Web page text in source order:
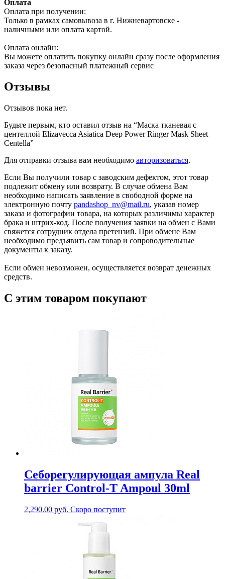
Оплата
Оплата при получении:
Только в рамках самовывоза в г. Нижневартовске -
наличными или оплата картой.
Оплата онлайн:
Вы можете оплатить покупку онлайн сразу после оформления
заказа через безопасный платежный сервис
Отзывы
Отзывов пока нет.
Будьте первым, кто оставил отзыв на “Маска тканевая с
центеллой Elizavecca Asiatica Deep Power Ringer Mask Sheet
Centella”
Для отправки отзыва вам необходимо авторизоваться.
Если Вы получили товар с заводским дефектом, этот товар
подлежит обмену или возврату. В случае обмена Вам
необходимо написать заявление в свободной форме на
электронную почту pandashop_nv@mail.ru, указав номер
заказа и фотографии товара, на которых различимы характер
брака и штрих-код. После получения заявки на обмен с Вами
свяжется сотрудник отдела претензий. При обмене Вам
необходимо предъявить сам товар и сопроводительные
документы к заказу.
Если обмен невозможен, осуществляется возврат денежных
средств.
С этим товаром покупают
Себорегулирующая ампула Real
barrier Control-T Ampoul 30ml
2,290.00 руб. Скоро поступит